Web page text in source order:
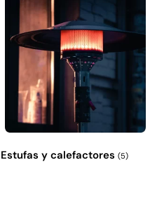
Estufas y calefactores (5)